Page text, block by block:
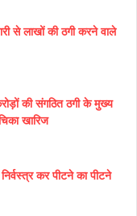
से लाखों की ठगी करने वाले
की संगठित ठगी के मुख्य
खारिज
कर पीटने का पीटने